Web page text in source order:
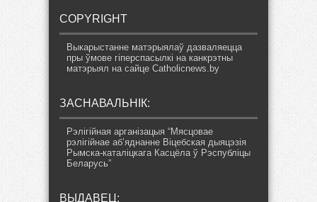
COPYRIGHT
Выкарыстанне матэрыялаў дазваляецца
пры ўмове гіперспасылкі на канкрэтны
матэрыял на сайце Catholicnews.by
ЗАСНАВАЛЬНІК:
Рэлігійная арганізацыя “Мясцовае
рэлігійнае аб’яднанне Віцебская дыяцэзія
Рымска-каталіцкага Касцёла ў Рэспубліцы
Беларусь”
ВЫДАВЕЦ: